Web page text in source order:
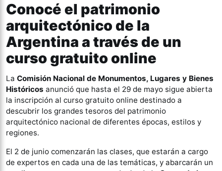
Conocé el patrimonio
arquitectónico de la
Argentina a través de un
curso gratuito online
La Comisión Nacional de Monumentos, Lugares y Bienes
Históricos anunció que hasta el 29 de mayo sigue abierta
la inscripción al curso gratuito online destinado a
descubrir los grandes tesoros del patrimonio
arquitectónico nacional de diferentes épocas, estilos y
regiones.
El 2 de junio comenzarán las clases, que estarán a cargo
de expertos en cada una de las temáticas, y abarcarán un